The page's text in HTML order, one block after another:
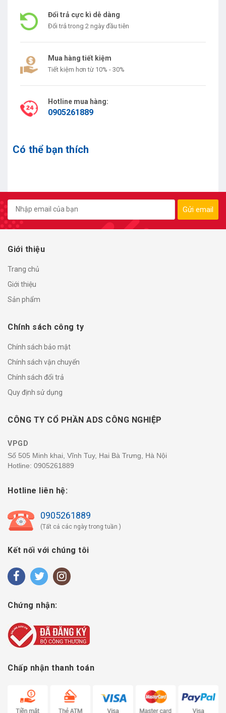
Đổi trả cực kì dễ dàng
Đổi trả trong 2 ngày đầu tiên
Mua hàng tiết kiệm
Tiết kiệm hơn từ 10% - 30%
Hotline mua hàng:
0905261889
Có thể bạn thích
Gửi email
Giới thiệu
Trang chủ
Giới thiệu
Sản phẩm
Chính sách công ty
Chính sách bảo mật
Chính sách vận chuyển
Chính sách đổi trả
Quy định sử dụng
CÔNG TY CỔ PHẦN ADS CÔNG NGHIỆP
VPGD
Số 505 Minh khai, Vĩnh Tuy, Hai Bà Trưng, Hà Nội
Hotline: 0905261889
Hotline liên hệ:
0905261889
(Tất cả các ngày trong tuần )
Kết nối với chúng tôi
Chứng nhận:
Chấp nhận thanh toán